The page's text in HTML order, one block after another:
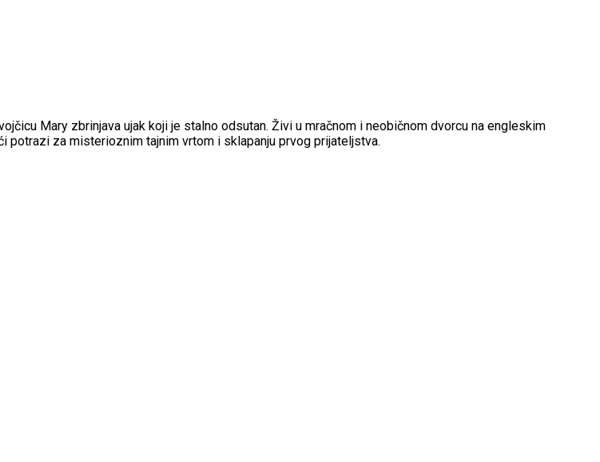
Mary zbrinjava ujak koji je stalno odsutan. Živi u mračnom i neobičnom dvorcu na engleskim
za misterioznim tajnim vrtom i sklapanju prvog prijateljstva.